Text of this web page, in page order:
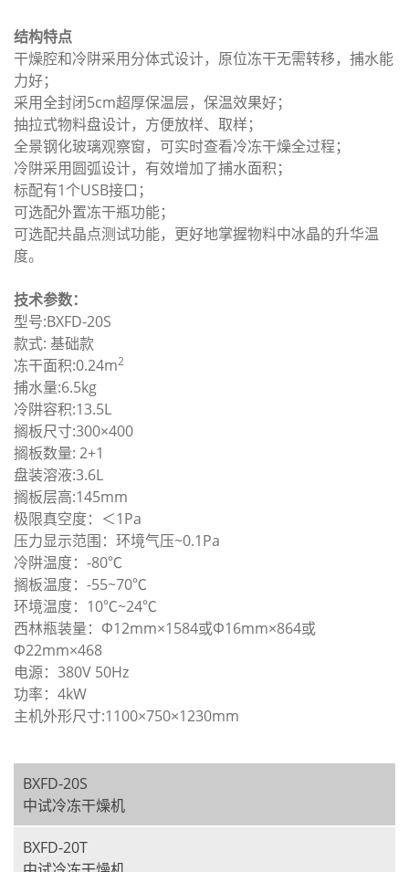
结构特点
干燥腔和冷阱采用分体式设计，原位冻干无需转移，捕水能
力好；
采用全封闭5cm超厚保温层，保温效果好；
抽拉式物料盘设计，方便放样、取样；
全景钢化玻璃观察窗，可实时查看冷冻干燥全过程；
冷阱采用圆弧设计，有效增加了捕水面积；
标配有1个USB接口；
可选配外置冻干瓶功能；
可选配共晶点测试功能，更好地掌握物料中冰晶的升华温
度。
技术参数：
型号:BXFD-20S
款式: 基础款
冻干面积:0.24m2
捕水量:6.5kg
冷阱容积:13.5L
搁板尺寸:300×400
搁板数量: 2+1
盘装溶液:3.6L
搁板层高:145mm
极限真空度：＜1Pa
压力显示范围：环境气压~0.1Pa
冷阱温度：-80℃
搁板温度：-55~70℃
环境温度：10℃~24℃
西林瓶装量：Ф12mm×1584或Ф16mm×864或
Ф22mm×468
电源：380V 50Hz
功率：4kW
主机外形尺寸:1100×750×1230mm
BXFD-20S
中试冷冻干燥机
BXFD-20T